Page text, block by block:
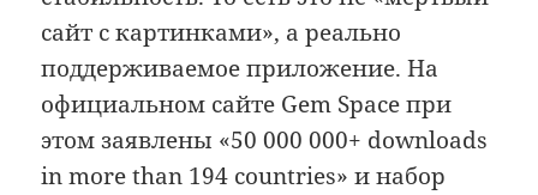
сайт с картинками», а реально
поддерживаемое приложение. На
официальном сайте Gem Space при
этом заявлены «50 000 000+ downloads
in more than 194 countries» и набор